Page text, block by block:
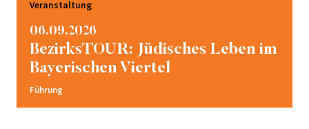
06.09.2026
BezirksTOUR: Jüdisches Leben im
Bayerischen Viertel
Führung